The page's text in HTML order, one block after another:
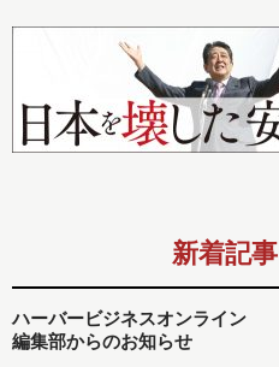
新着記事
ハーバービジネスオンライン
編集部からのお知らせ